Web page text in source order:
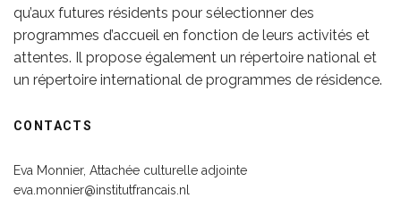
qu’aux futures résidents pour sélectionner des
programmes d’accueil en fonction de leurs activités et
attentes. Il propose également un répertoire national et
un répertoire international de programmes de résidence.
CONTACTS
Eva Monnier, Attachée culturelle adjointe
eva.monnier@institutfrancais.nl